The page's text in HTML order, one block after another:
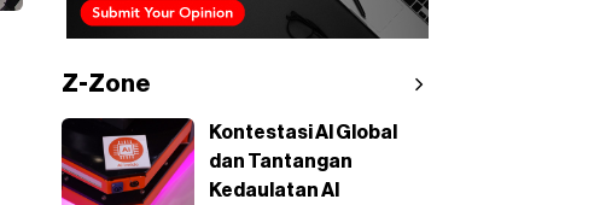
Z-Zone
Kontestasi AI Global
dan Tantangan
Kedaulatan AI